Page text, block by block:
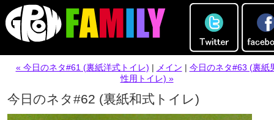
« 今日のネタ#61 (裏紙洋式トイレ) | メイン | 今日のネタ#63 (裏紙
性用トイレ) »
今日のネタ#62 (裏紙和式トイレ)